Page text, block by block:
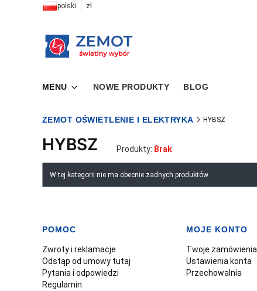
polski zł
MENU NOWE PRODUKTY BLOG
ZEMOT OŚWIETLENIE I ELEKTRYKA HYBSZ
HYBSZ Produkty: Brak
Lista produktów
W tej kategorii nie ma obecnie żadnych produktów
Linki w stopce
POMOC
Zwroty i reklamacje
Odstąp od umowy tutaj
Pytania i odpowiedzi
Regulamin
MOJE KONTO
Twoje zamówienia
Ustawienia konta
Przechowalnia